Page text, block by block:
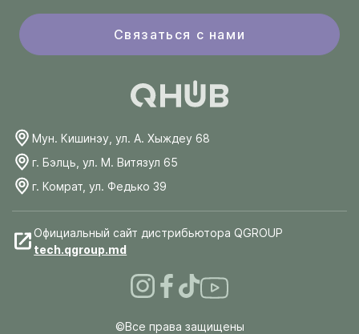
Связаться с нами
Мун. Кишинэу, ул. А. Хыждеу 68
г. Бэлць, ул. М. Витязул 65
г. Комрат, ул. Федько 39
Официальный сайт дистрибьютора QGROUP
tech.qgroup.md
©Все права защищены